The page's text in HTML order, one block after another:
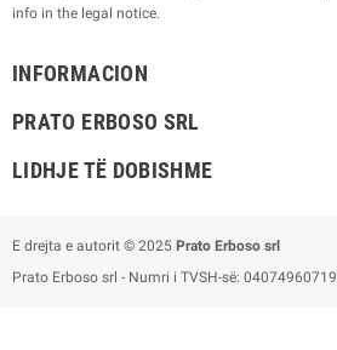
info in the legal notice.
INFORMACION
PRATO ERBOSO SRL
LIDHJE TË DOBISHME
E drejta e autorit © 2025 Prato Erboso srl
Prato Erboso srl - Numri i TVSH-së: 04074960719